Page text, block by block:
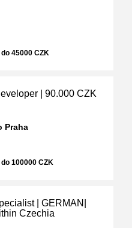
45000 CZK
| 90.000 CZK
Praha
100000 CZK
| GERMAN|
Czechia